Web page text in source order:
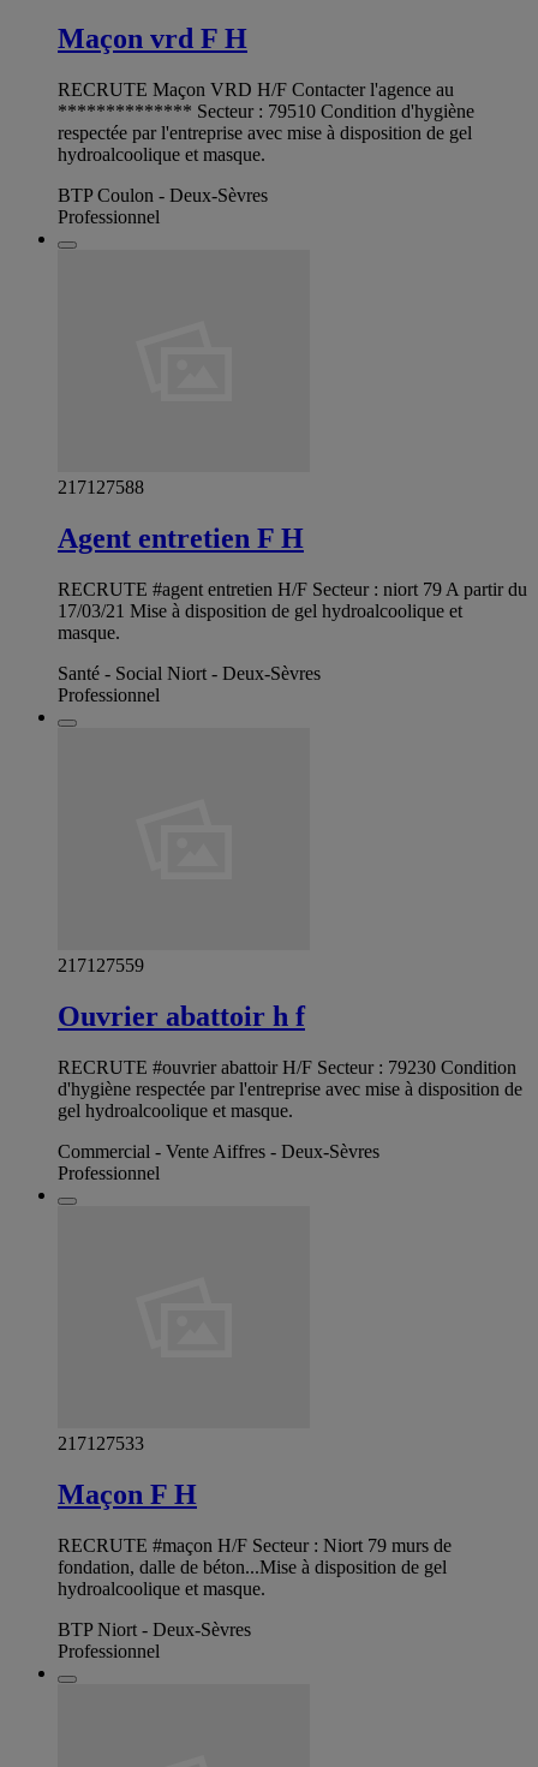
Maçon vrd F H
RECRUTE Maçon VRD H/F Contacter l'agence au
************** Secteur : 79510 Condition d'hygiène
respectée par l'entreprise avec mise à disposition de gel
hydroalcoolique et masque.
BTP Coulon - Deux-Sèvres
Professionnel
217127588
Agent entretien F H
RECRUTE #agent entretien H/F Secteur : niort 79 A partir du
17/03/21 Mise à disposition de gel hydroalcoolique et
masque.
Santé - Social Niort - Deux-Sèvres
Professionnel
217127559
Ouvrier abattoir h f
RECRUTE #ouvrier abattoir H/F Secteur : 79230 Condition
d'hygiène respectée par l'entreprise avec mise à disposition de
gel hydroalcoolique et masque.
Commercial - Vente Aiffres - Deux-Sèvres
Professionnel
217127533
Maçon F H
RECRUTE #maçon H/F Secteur : Niort 79 murs de
fondation, dalle de béton...Mise à disposition de gel
hydroalcoolique et masque.
BTP Niort - Deux-Sèvres
Professionnel